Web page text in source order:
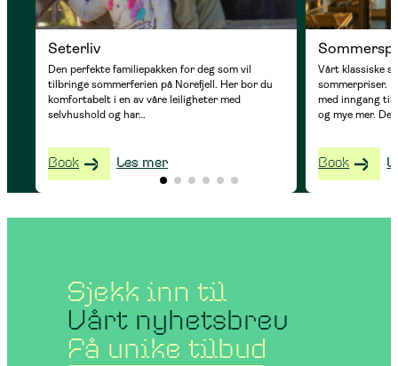
Seterliv
Den perfekte familiepakken for deg som vil
tilbringe sommerferien på Norefjell. Her bor du
komfortabelt i en av våre leiligheter med
selvhushold og har…
Book Les mer
Vårt klassiske
sommerpriser.
med inngang til
og mye mer.
Book
Sjekk inn til
Vårt nyhetsbrev
Få unike tilbud